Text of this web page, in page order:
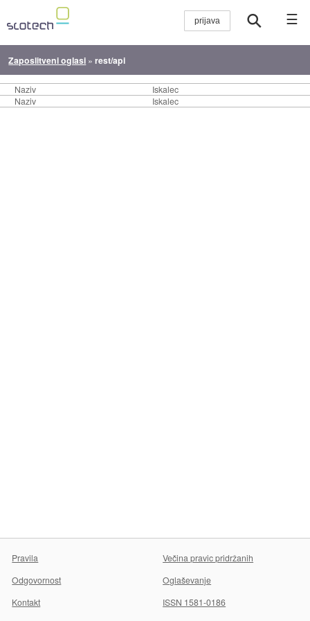
☰
Zaposlitveni oglasi »rest/api
Naziv
Iskalec
Naziv
Iskalec
Pravila
Večina pravic pridržanih
Odgovornost
Oglaševanje
Kontakt
ISSN 1581-0186